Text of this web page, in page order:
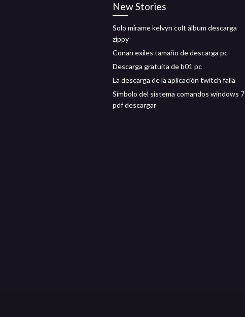
New Stories
Solo mírame kelvyn colt álbum descarga
zippy
Conan exiles tamaño de descarga pc
Descarga gratuita de b01 pc
La descarga de la aplicación twitch falla
Símbolo del sistema comandos windows 7
pdf descargar